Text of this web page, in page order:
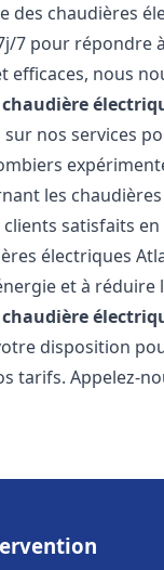
des chaudières
7 pour répondre
nous
chaudière
nos services
les
satisfaits
électriques
et à
chaudière
disposition
tarifs. Appelez-